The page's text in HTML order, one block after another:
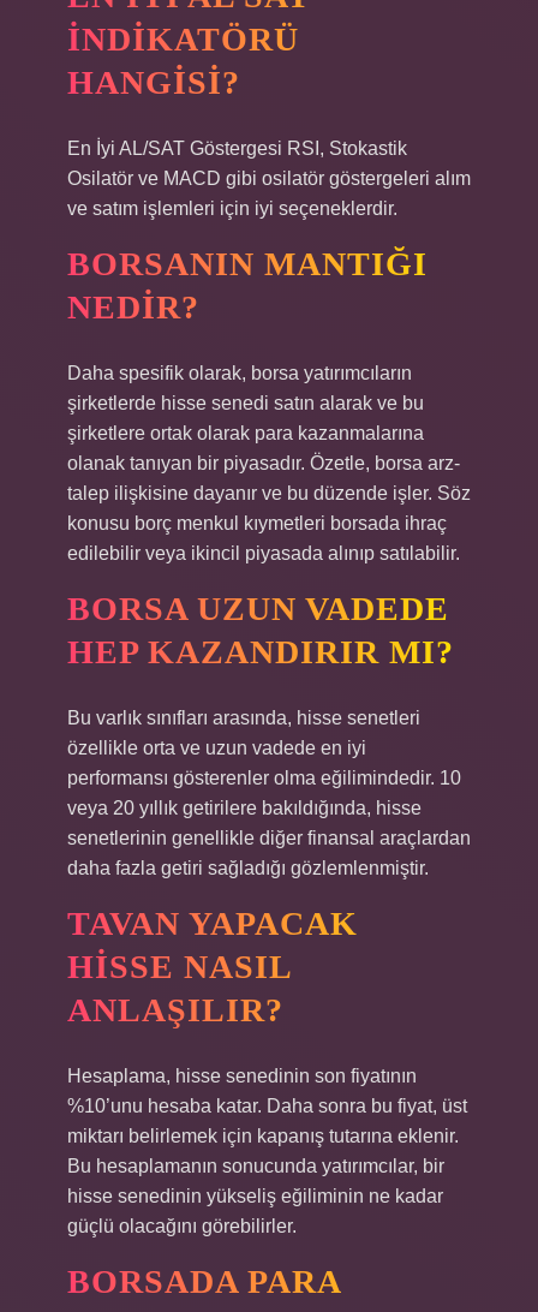
INDIKATÖRÜ
HANGISI?
En İyi AL/SAT Göstergesi RSI, Stokastik
Osilatör ve MACD gibi osilatör göstergeleri alım
ve satım işlemleri için iyi seçeneklerdir.
BORSANIN MANTIĞI
NEDIR?
Daha spesifik olarak, borsa yatırımcıların
şirketlerde hisse senedi satın alarak ve bu
şirketlere ortak olarak para kazanmalarına
olanak tanıyan bir piyasadır. Özetle, borsa arz-
talep ilişkisine dayanır ve bu düzende işler. Söz
konusu borç menkul kıymetleri borsada ihraç
edilebilir veya ikincil piyasada alınıp satılabilir.
BORSA UZUN VADEDE
HEP KAZANDIRIR MI?
Bu varlık sınıfları arasında, hisse senetleri
özellikle orta ve uzun vadede en iyi
performansı gösterenler olma eğilimindedir. 10
veya 20 yıllık getirilere bakıldığında, hisse
senetlerinin genellikle diğer finansal araçlardan
daha fazla getiri sağladığı gözlemlenmiştir.
TAVAN YAPACAK
HISSE NASIL
ANLAŞILIR?
Hesaplama, hisse senedinin son fiyatının
%10’unu hesaba katar. Daha sonra bu fiyat, üst
miktarı belirlemek için kapanış tutarına eklenir.
Bu hesaplamanın sonucunda yatırımcılar, bir
hisse senedinin yükseliş eğiliminin ne kadar
güçlü olacağını görebilirler.
BORSADA PARA